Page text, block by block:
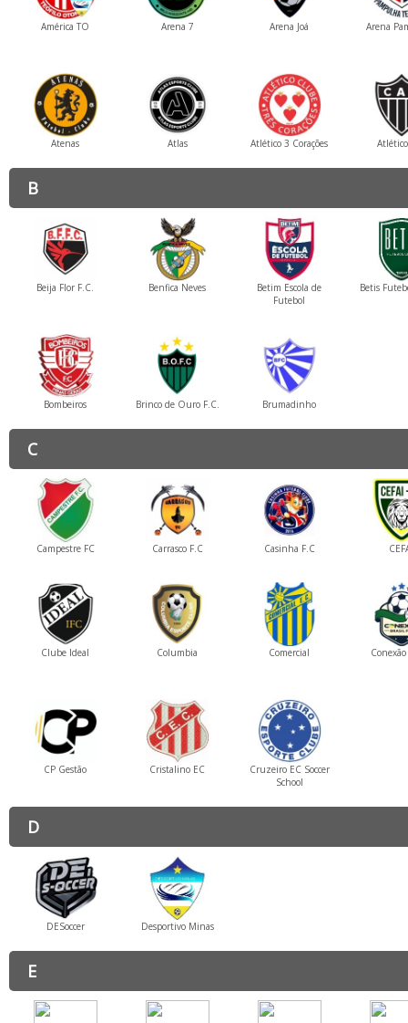
América TO Arena 7 Arena Joá Arena
Atenas Atlas Atlético 3 Corações
B
Beija Flor F.C. Benfica Neves
Betim Escola de
Futebol
Betis
Bombeiros Brinco de Ouro F.C. Brumadinho
C
Campestre FC Carrasco F.C Casinha F.C
Clube Ideal Columbia Comercial
CP Gestão Cristalino EC
Cruzeiro EC Soccer
School
D
DESoccer Desportivo Minas
E